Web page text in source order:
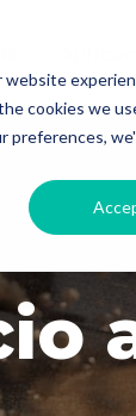
cookies we